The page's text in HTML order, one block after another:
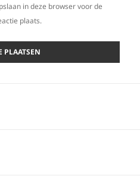
in deze browser voor de
plaats.